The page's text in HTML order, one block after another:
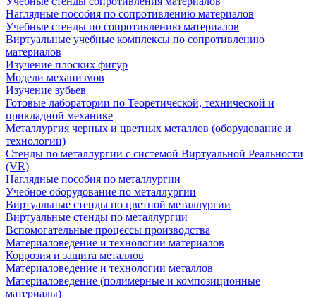
Наглядные пособия по сопротивлению материалов
Учебные стенды по сопротивлению материалов
Виртуальные учебные комплексы по сопротивлению
материалов
Изучение плоских фигур
Модели механизмов
Изучение зубьев
Готовые лаборатории по Теоретической, технической и
прикладной механике
Металлургия черных и цветных металлов (оборудование и
технологии)
Cтенды по металлургии с системой Виртуальной Реальности
(VR)
Наглядные пособия по металлургии
Учебное оборудование по металлургии
Виртуальные стенды по цветной металлургии
Виртуальные стенды по металлургии
Вспомогательные процессы производства
Материаловедение и технологии материалов
Коррозия и защита металлов
Материаловедение и технологии металлов
Материаловедение (полимерные и композиционные
материалы)